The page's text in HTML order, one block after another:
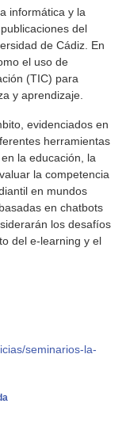
informática y la
del
de Cádiz. En
el uso de
(TIC) para
y aprendizaje.
evidenciados en
herramientas
la educación, la
la competencia
en mundos
en chatbots
los desafíos
del e-learning y el
seminarios-la-